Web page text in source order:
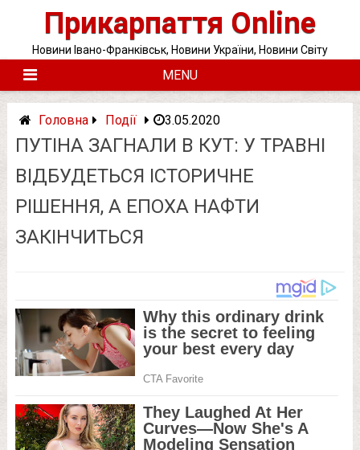
Прикарпаття Online
Новини Івано-Франківськ, Новини України, Новини Світу
MENU
Головна Події 3.05.2020
ПУТІНА ЗАГНАЛИ В КУТ: У ТРАВНІ
ВІДБУДЕТЬСЯ ІСТОРИЧНЕ
РІШЕННЯ, А ЕПОХА НАФТИ
ЗАКІНЧИТЬСЯ